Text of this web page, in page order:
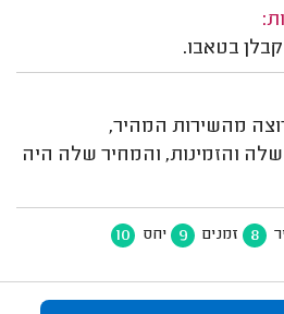
בטאבו.
מהשירות המהיר,
והזמינות, והמחיר שלה היה
8 זמנים 9 יחס 10